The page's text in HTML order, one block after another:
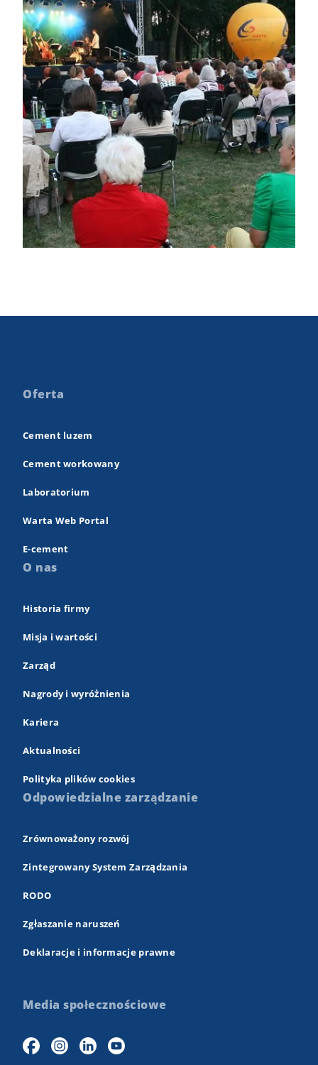
Oferta
Cement luzem
Cement workowany
Laboratorium
Warta Web Portal
E-cement
O nas
Historia firmy
Misja i wartości
Zarząd
Nagrody i wyróżnienia
Kariera
Aktualności
Polityka plików cookies
Odpowiedzialne zarządzanie
Zrównoważony rozwój
Zintegrowany System Zarządzania
RODO
Zgłaszanie naruszeń
Deklaracje i informacje prawne
Media społecznościowe